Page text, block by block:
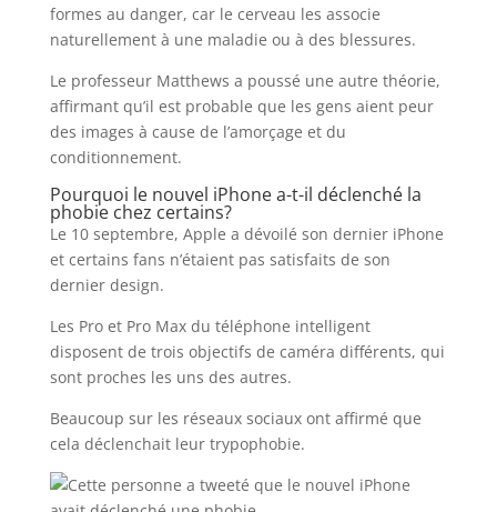
formes au danger, car le cerveau les associe
naturellement à une maladie ou à des blessures.
Le professeur Matthews a poussé une autre théorie,
affirmant qu’il est probable que les gens aient peur
des images à cause de l’amorçage et du
conditionnement.
Pourquoi le nouvel iPhone a-t-il déclenché la
phobie chez certains?
Le 10 septembre, Apple a dévoilé son dernier iPhone
et certains fans n’étaient pas satisfaits de son
dernier design.
Les Pro et Pro Max du téléphone intelligent
disposent de trois objectifs de caméra différents, qui
sont proches les uns des autres.
Beaucoup sur les réseaux sociaux ont affirmé que
cela déclenchait leur trypophobie.